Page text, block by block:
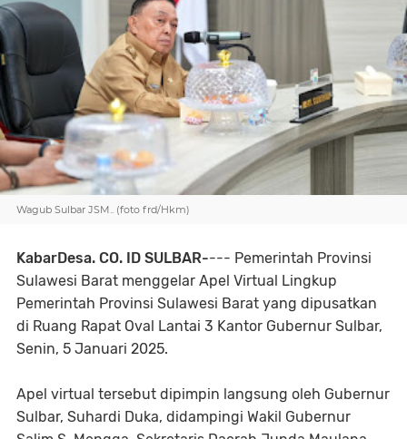
Wagub Sulbar JSM.. (foto frd/Hkm)
KabarDesa. CO. ID SULBAR---- Pemerintah Provinsi
Sulawesi Barat menggelar Apel Virtual Lingkup
Pemerintah Provinsi Sulawesi Barat yang dipusatkan
di Ruang Rapat Oval Lantai 3 Kantor Gubernur Sulbar,
Senin, 5 Januari 2025.
Apel virtual tersebut dipimpin langsung oleh Gubernur
Sulbar, Suhardi Duka, didampingi Wakil Gubernur